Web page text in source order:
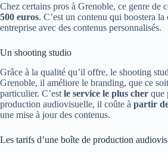
Chez certains pros à Grenoble, ce genre de
500 euros. C’est un contenu qui boostera
entreprise avec des contenus personnalisés.
Un shooting studio
Grâce à la qualité qu’il offre, le shooting
Grenoble, il améliore le branding, que ce
particulier. C’est le service le plus cher que
production audiovisuelle, il coûte à partir
une mise à jour des contenus.
Les tarifs d’une boîte de production